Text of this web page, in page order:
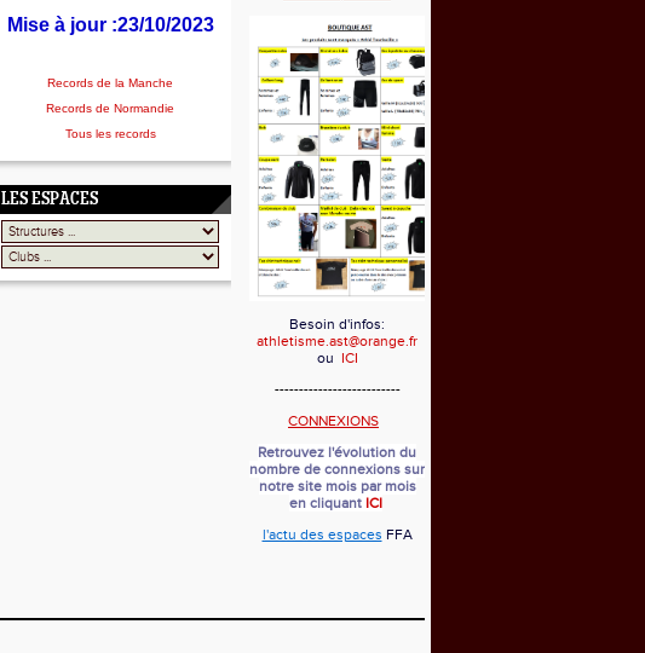
Mise à jour :23/10/2023
Records de la Manche
Records de Normandie
Tous les records
LES ESPACES
Besoin d'infos:
athletisme.ast@orange.fr
ou ICI
--------------------------
CONNEXIONS
Retrouvez l'évolution du
nombre de connexions sur
notre site mois par mois
en cliquant ICI
l'actu des espaces FFA